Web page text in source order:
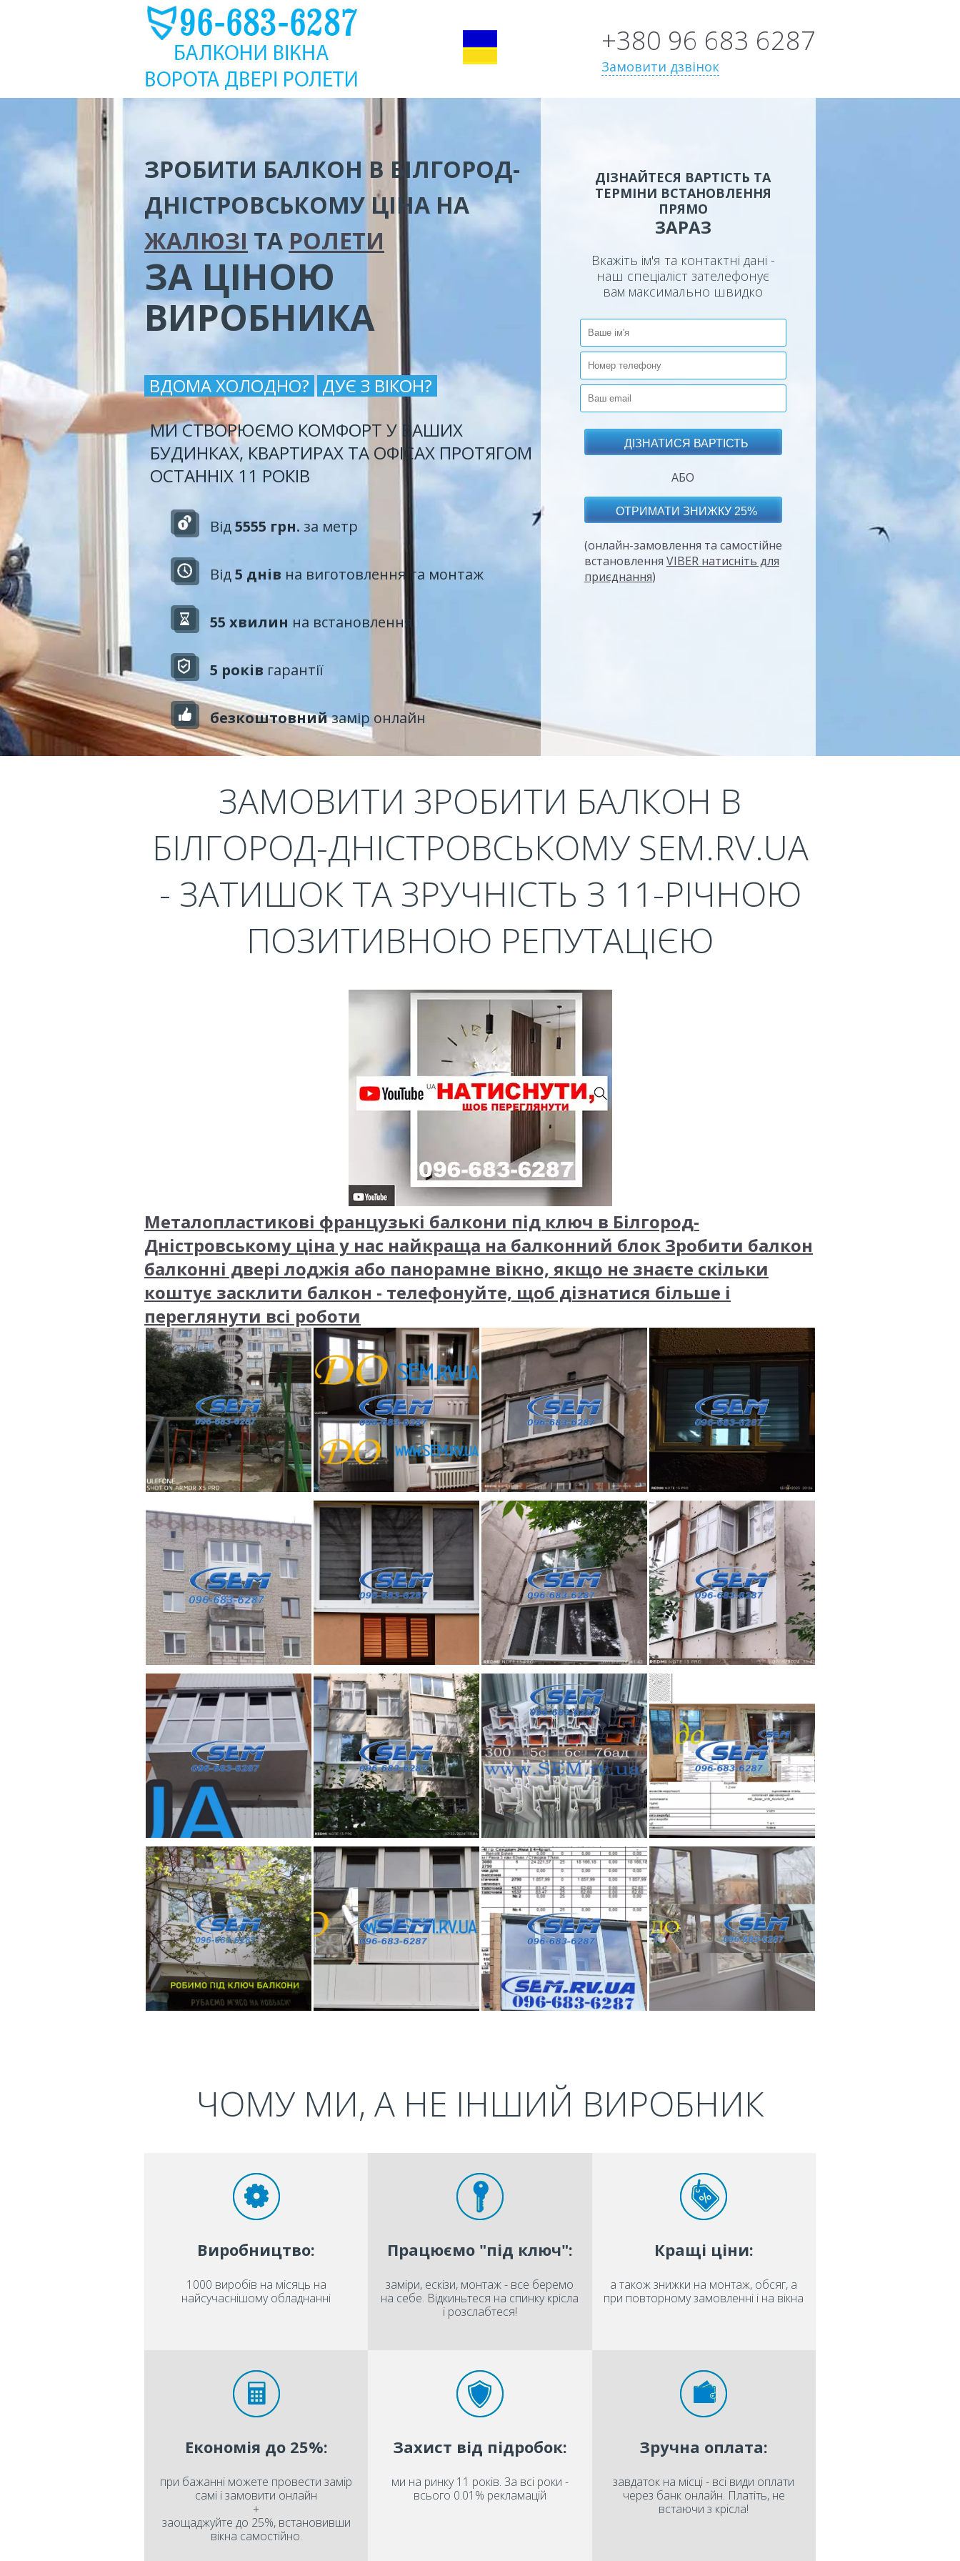
+380 96 683 6287
Замовити дзвінок
ЗРОБИТИ БАЛКОН В БІЛГОРОД-
ДНІСТРОВСЬКОМУ ЦІНА НА
ЖАЛЮЗІ ТА РОЛЕТИ
ЗА ЦІНОЮ
ВИРОБНИКА
ВДОМА ХОЛОДНО?
ДУЄ З ВІКОН?
МИ СТВОРЮЄМО КОМФОРТ У ВАШИХ
БУДИНКАХ, КВАРТИРАХ ТА ОФІСАХ ПРОТЯГОМ
ОСТАННІХ 11 РОКІВ
Від5555 грн. за метр
Від5 днів на виготовлення та монтаж
55 хвилин на встановлення
5 років гарантії
безкоштовнийзамір онлайн
ДІЗНАЙТЕСЯ ВАРТІСТЬ ТА
ТЕРМІНИ ВСТАНОВЛЕННЯ
ПРЯМО
ЗАРАЗ
Вкажіть ім'я та контактні дані -
наш спеціаліст зателефонує
вам максимально швидко
АБО
(онлайн-замовлення та самостійне
встановлення VIBER натисніть для
приєднання)
ЗАМОВИТИ ЗРОБИТИ БАЛКОН В
БІЛГОРОД-ДНІСТРОВСЬКОМУ SEM.RV.UA
- ЗАТИШОК ТА ЗРУЧНІСТЬ З 11-РІЧНОЮ
ПОЗИТИВНОЮ РЕПУТАЦІЄЮ
Металопластикові французькі балкони під ключ в Білгород-
Дністровському ціна у нас найкраща на балконний блок Зробити балкон
балконні двері лоджія або панорамне вікно, якщо не знаєте скільки
коштує засклити балкон - телефонуйте, щоб дізнатися більше і
переглянути всі роботи
ЧОМУ МИ, А НЕ ІНШИЙ ВИРОБНИК
Виробництво:
1000 виробів на місяць на
найсучаснішому обладнанні
Працюємо "під ключ":
заміри, ескізи, монтаж - все беремо
на себе. Відкиньтеся на спинку крісла
і розслабтеся!
Кращі ціни:
а також знижки на монтаж, обсяг, а
при повторному замовленні і на вікна
Економія до 25%:
при бажанні можете провести замір
самі і замовити онлайн
+
заощаджуйте до 25%, встановивши
вікна самостійно.
Захист від підробок:
ми на ринку 11 років. За всі роки -
всього 0.01% рекламацій
Зручна оплата:
завдаток на місці - всі види оплати
через банк онлайн. Платіть, не
встаючи з крісла!